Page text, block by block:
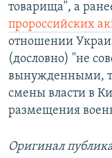
товарища", а
пророссийских
отношении
(дословно) "не
вынужденными,
смены власти в
размещения
Оригинал